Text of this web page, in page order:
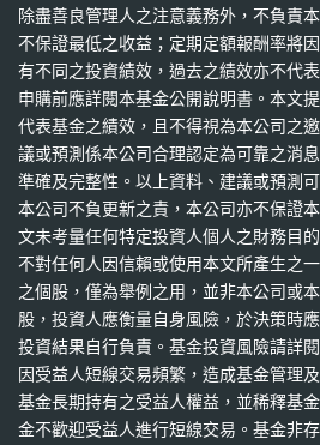
除盡善良管理人之注意義務外，不負責
不保證最低之收益；定期定額報酬率將
有不同之投資績效，過去之績效亦不代
申購前應詳閱本基金公開說明書。本文
代表基金之績效，且不得視為本公司之
議或預測係本公司合理認定為可靠之消
準確及完整性。以上資料、建議或預測
本公司不負更新之責，本公司亦不保證
文未考量任何特定投資人個人之財務目
不對任何人因信賴或使用本文所產生之
之個股，僅為舉例之用，並非本公司或
股，投資人應衡量自身風險，於決策時
投資結果自行負責。基金投資風險請詳
因受益人短線交易頻繁，造成基金管理
基金長期持有之受益人權益，並稀釋基
金不歡迎受益人進行短線交易。基金非